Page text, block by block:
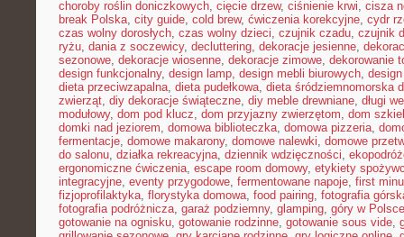
choroby roślin doniczkowych, cięcie drzew, ciśnienie krwi, cisza
break Polska, city guide, cold brew, ćwiczenia korekcyjne, cydr
czas wolny dorosłych, czas wolny dzieci, czujnik czadu, czujnik
ryżu, dania z soczewicy, decluttering, dekoracje jesienne,
sezonowe, dekoracje wiosenne, dekoracje zimowe, dekorowanie
design funkcjonalny, design lamp, design mebli biurowych,
dieta przeciwzapalna, dieta pudełkowa, dieta śródziemnomorska
zwierząt, diy dekoracje świąteczne, diy meble drewniane, długi
modułowy, dom pod klucz, dom przyjazny zwierzętom, dom
domki nad jeziorem, domowa biblioteczka, domowa pizzeria,
fermentacje, domowe makarony, domowe nalewki, domowe
do salonu, działka rekreacyjna, dziennik wdzięczności,
ergonomiczne ćwiczenia, escape room domowy, etykiety
integracyjne, eventy przygodowe, fermentowane napoje, first
fizjoprofilaktyka, florystyka domowa, food pairing, fotografia
fotografia podróżnicza, garaż podziemny, glamping, góry w Polsce
gotowanie na ognisku, gotowanie rodzinne, gotowanie sous vide,